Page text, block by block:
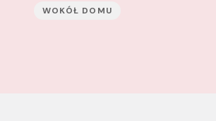
WOKÓŁ DOMU